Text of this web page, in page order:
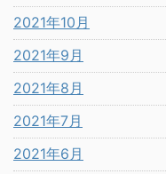
2021年10月
2021年9月
2021年8月
2021年7月
2021年6月